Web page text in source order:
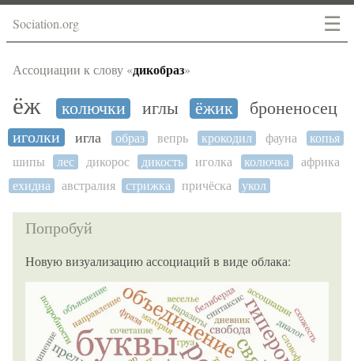
☰
Sociation.org
Ассоциации к слову «дикобраз»
ёж колючки иглы ёжик броненосец
иголки игла образ вепрь крокодил фауна
копья
шипы
лес дикорос дикость иголка колючка
африка
ехидна
австралия стрижка причёска укол
Попробуй
Новую визуализацию ассоциаций в виде облака: